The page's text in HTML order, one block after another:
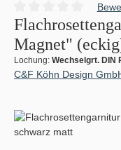
Durchschnittliche
Magnet"
Lochung: Wechselgrt. DIN
C&F Köhn Design
Bildergalerie